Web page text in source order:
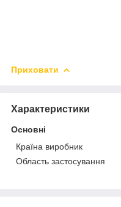
Приховати
Характеристики
Основні
Країна виробник
Область застосування